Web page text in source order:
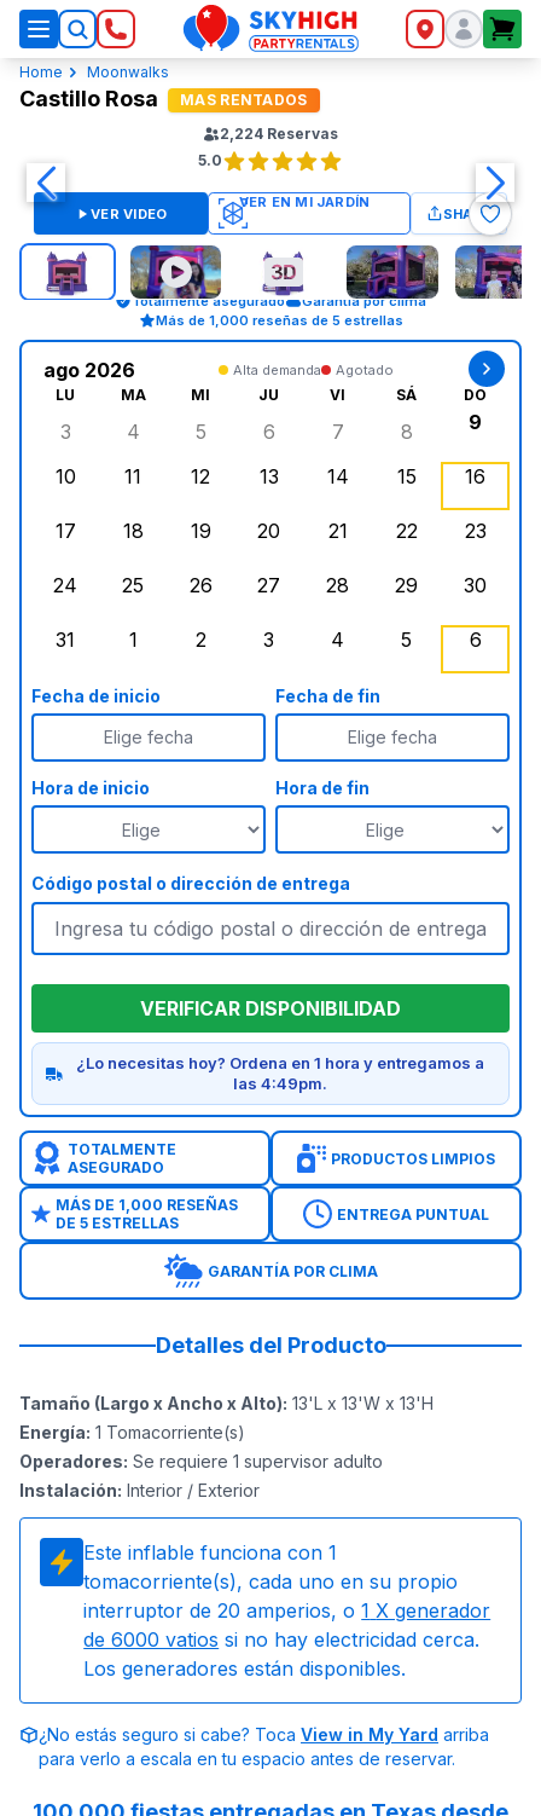
SkyHigh Logo
Home Moonwalks
Castillo Rosa
MAS RENTADOS
2,224 Reservas
5.0
VER VIDEO SHARE
Totalmente asegurado
Garantía por clima
Más de 1,000 reseñas de 5 estrellas
ago 2026 Alta demanda Agotado
LU MA MI JU VI SÁ DO
lunes, agosto 3, 2026
3
martes, agosto 4, 2026
4
miércoles, agosto 5, 2026
5
jueves, agosto 6, 2026
6
viernes, agosto 7,
7
sábado,
8 9
10
11
12
13
14
15
16
17
18
19
20
21
22
23
24
25
26
27
28
29
30
31
1
2
3
4
5
6
Fecha de inicio
Elige fecha
Fecha de fin
Elige fecha
Hora de inicio Hora de fin
Código postal o dirección de entrega
VERIFICAR DISPONIBILIDAD
¿Lo necesitas hoy? Ordena en 1 hora y entregamos a
las 4:49pm.
TOTALMENTE
ASEGURADO
PRODUCTOS LIMPIOS
MÁS DE 1,000 RESEÑAS
DE 5 ESTRELLAS
ENTREGA PUNTUAL
GARANTÍA POR CLIMA
Detalles del Producto
Tamaño (Largo x Ancho x Alto): 13'L x 13'W x 13'H
Energía: 1 Tomacorriente(s)
Operadores: Se requiere 1 supervisor adulto
Instalación: Interior / Exterior
Este inflable funciona con 1
tomacorriente(s), cada uno en su propio
interruptor de 20 amperios, o 1 X generador
de 6000 vatios si no hay electricidad cerca.
Los generadores están disponibles.
¿No estás seguro si cabe? Toca View in My Yard arriba
para verlo a escala en tu espacio antes de reservar.